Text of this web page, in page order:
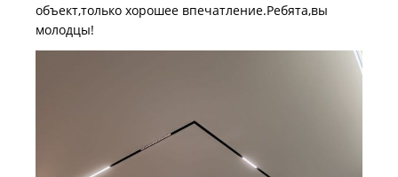
объект,только хорошее впечатление.Ребята,вы
молодцы!